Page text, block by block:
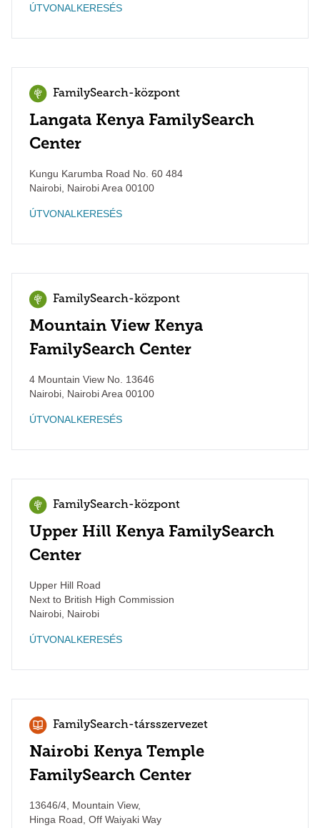
ÚTVONALKERESÉS
FamilySearch-központ
Langata Kenya FamilySearch
Center
Kungu Karumba Road No. 60 484
Nairobi Nairobi Area 00100
ÚTVONALKERESÉS
FamilySearch-központ
Mountain View Kenya
FamilySearch Center
4 Mountain View No. 13646
Nairobi Nairobi Area 00100
ÚTVONALKERESÉS
FamilySearch-központ
Upper Hill Kenya FamilySearch
Center
Upper Hill Road
Next to British High Commission
Nairobi Nairobi
ÚTVONALKERESÉS
FamilySearch-társszervezet
Nairobi Kenya Temple
FamilySearch Center
13646/4, Mountain View,
Hinga Road, Off Waiyaki Way